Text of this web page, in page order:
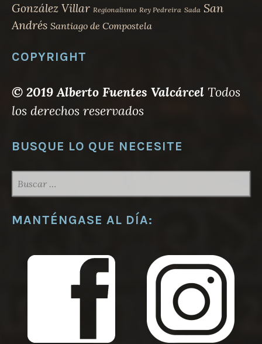
González Villar Regionalismo Rey Pedreira Sada San
Andrés Santiago de Compostela
COPYRIGHT
© 2019 Alberto Fuentes Valcárcel Todos
los derechos reservados
BUSQUE LO QUE NECESITE
MANTÉNGASE AL DÍA: